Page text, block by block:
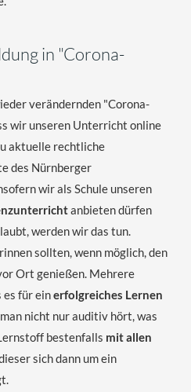
in "Corona-
verändernden "Corona-
wir unseren Unterricht online
aktuelle rechtliche
des Nürnberger
wir als Schule unseren
anbieten dürfen
werden wir das tun.
sollten, wenn möglich, den
Ort genießen. Mehrere
es für einerfolgreiches Lernen
nicht nur auditiv hört, was
bestenfalls mit allen
sich dann um ein